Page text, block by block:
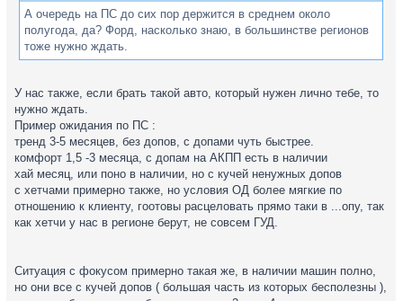
А очередь на ПС до сих пор держится в среднем около
полугода, да? Форд, насколько знаю, в большинстве регионов
тоже нужно ждать.
У нас также, если брать такой авто, который нужен лично тебе, то
нужно ждать.
Пример ожидания по ПС :
тренд 3-5 месяцев, без допов, с допами чуть быстрее.
комфорт 1,5 -3 месяца, с допам на АКПП есть в наличии
хай месяц, или поно в наличии, но с кучей ненужных допов
с хетчами примерно также, но условия ОД более мягкие по
отношению к клиенту, гоотовы расцеловать прямо таки в ...опу, так
как хетчи у нас в регионе берут, не совсем ГУД.
Ситуация с фокусом примерно такая же, в наличии машин полно,
но они все с кучей допов ( большая часть из которых бесполезны ),